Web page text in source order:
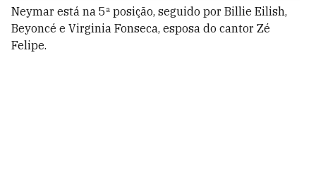
Neymar está na 5ª posição, seguido por Billie Eilish,
Beyoncé e Virginia Fonseca, esposa do cantor Zé
Felipe.